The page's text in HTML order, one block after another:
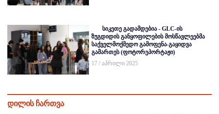
სიკეთე გადამდებია - GLC-ის
ზუგდიდის განყოფილების მოსწავლეებმა
საქველმოქმედო გამოფენა-გაყიდვა
გამართეს (ფოტორეპორტაჟი)
17 / აპრილი 2025
დილის ჩართვა